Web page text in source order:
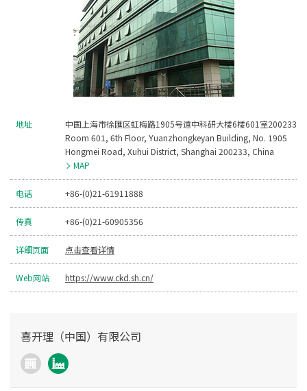
地址
中国上海市徐匯区虹梅路1905号遠中科研大楼6楼601室200233
Room 601, 6th Floor, Yuanzhongkeyan Building, No. 1905
Hongmei Road, Xuhui District, Shanghai 200233, China
MAP
电话 +86-(0)21-61911888
传真 +86-(0)21-60905356
详细页面 点击查看详情
Web网站 https://www.ckd.sh.cn/
喜开理（中国）有限公司